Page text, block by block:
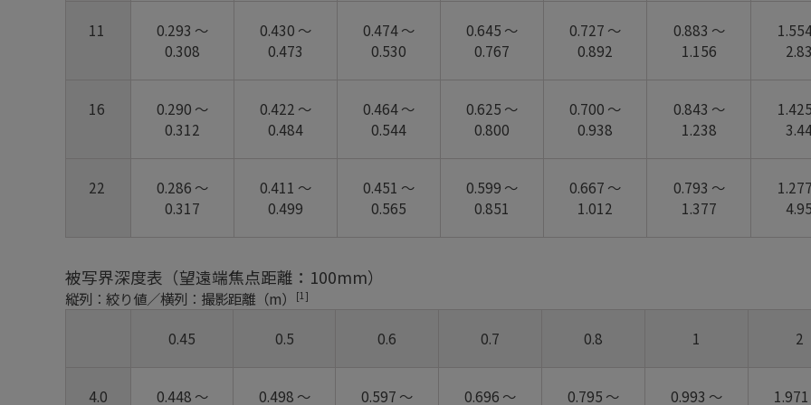
11
0.293 ～
0.308
0.430 ～
0.473
0.474 ～
0.530
0.645 ～
0.767
0.727 ～
0.892
0.883 ～
1.156
16
0.290 ～
0.312
0.422 ～
0.484
0.464 ～
0.544
0.625 ～
0.800
0.700 ～
0.938
0.843 ～
1.238
22
0.286 ～
0.317
0.411 ～
0.499
0.451 ～
0.565
0.599 ～
0.851
0.667 ～
1.012
0.793 ～
1.377
被写界深度表（望遠端焦点距離：100mm）
縦列：絞り値／横列：撮影距離（m） [1]
0.45 0.5 0.6 0.7 0.8 1 2
4.0 0.448 ～ 0.498 ～ 0.597 ～ 0.696 ～ 0.795 ～ 0.993 ～